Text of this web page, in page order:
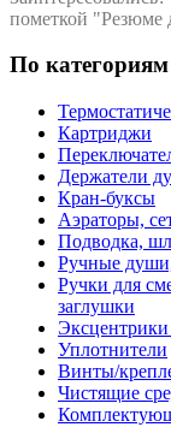
пометкой "Резюме
По категориям
Картриджи
Держатели
Кран-буксы
Аэраторы,
Подводка,
Ручные
Ручки для
заглушки
Уплотнители
Винты/
Чистящие